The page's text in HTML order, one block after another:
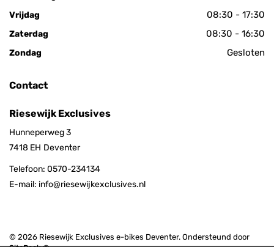
Vrijdag 08:30 - 17:30
Zaterdag 08:30 - 16:30
Zondag Gesloten
Contact
Riesewijk Exclusives
Hunneperweg 3
7418 EH Deventer
Telefoon: 0570-234134
E-mail: info@riesewijkexclusives.nl
© 2026 Riesewijk Exclusives e-bikes Deventer. Ondersteund door